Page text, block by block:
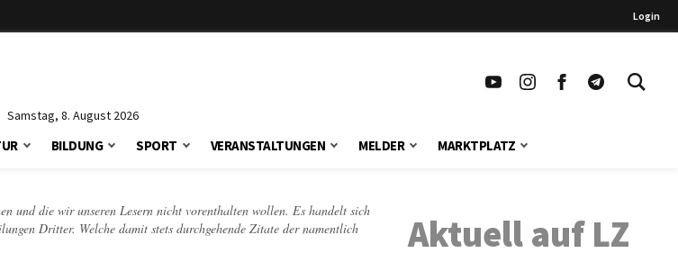
Login
Samstag, 8. August 2026
BILDUNG SPORT VERANSTALTUNGEN MELDER MARKTPLATZ
und die wir unseren Lesern nicht vorenthalten wollen. Es handelt sich
Dritter. Welche damit stets durchgehende Zitate der namentlich
Aktuell auf LZ